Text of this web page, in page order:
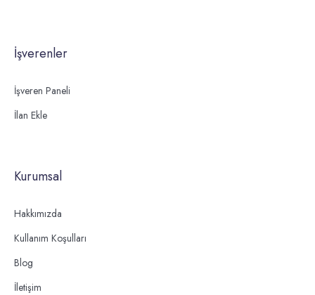
İşverenler
İşveren Paneli
İlan Ekle
Kurumsal
Hakkımızda
Kullanım Koşulları
Blog
İletişim